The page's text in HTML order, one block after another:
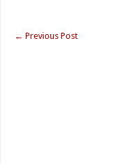
← Previous Post